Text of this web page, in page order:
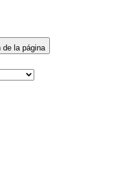
la página